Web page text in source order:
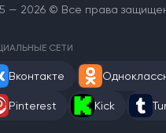
— 2026 © Все права
СЕТИ
Вконтакте
Pinterest Kick